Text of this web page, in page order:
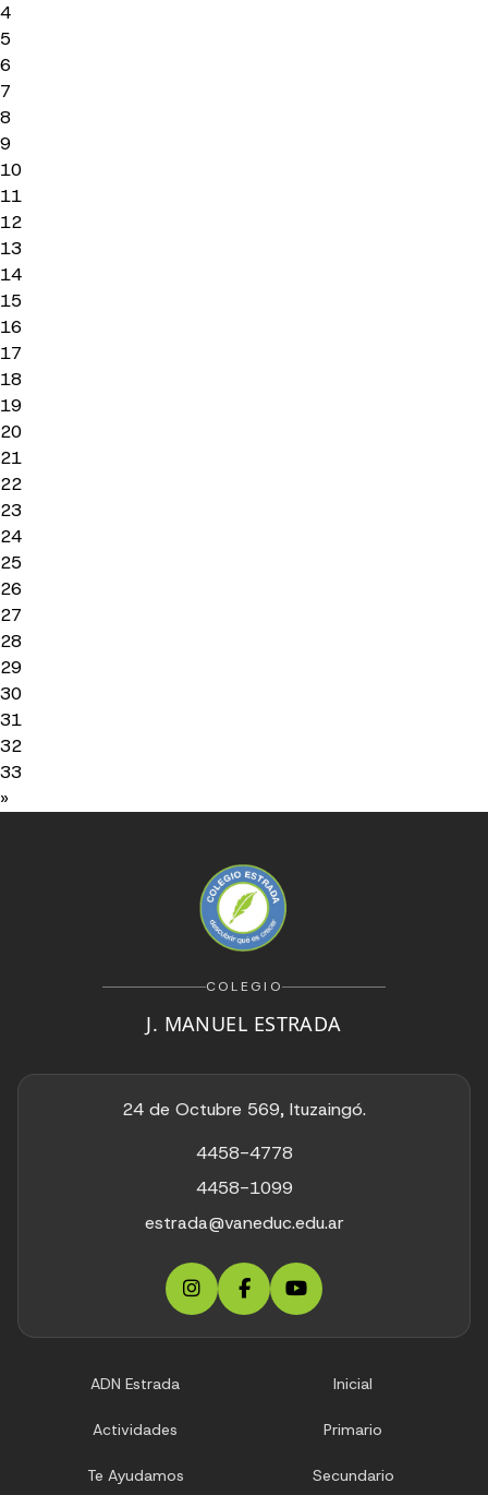
4
5
6
7
8
9
10
11
12
13
14
15
16
17
18
19
20
21
22
23
24
25
26
27
28
29
30
31
32
33
»
COLEGIO
J. MANUEL ESTRADA
24 de Octubre 569, Ituzaingó.
4458-4778
4458-1099
estrada@vaneduc.edu.ar
ADN Estrada Inicial
Actividades Primario
Te Ayudamos Secundario